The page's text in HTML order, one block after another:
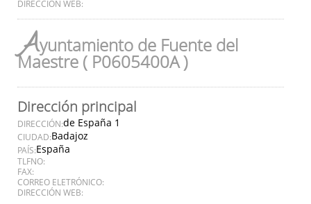
DIRECCIÓN WEB:
Ayuntamiento de Fuente del
Maestre ( P0605400A )
Dirección principal
DIRECCIÓN:de España 1
CIUDAD:Badajoz
PAÍS:España
TLFNO:
FAX:
CORREO ELETRÓNICO:
DIRECCIÓN WEB: